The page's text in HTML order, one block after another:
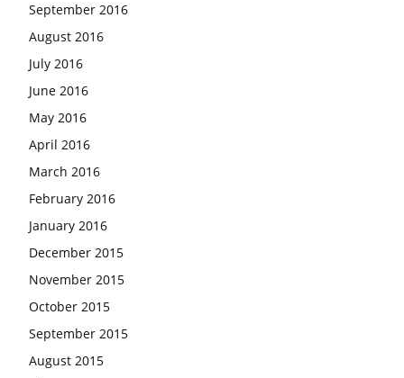
September 2016
August 2016
July 2016
June 2016
May 2016
April 2016
March 2016
February 2016
January 2016
December 2015
November 2015
October 2015
September 2015
August 2015